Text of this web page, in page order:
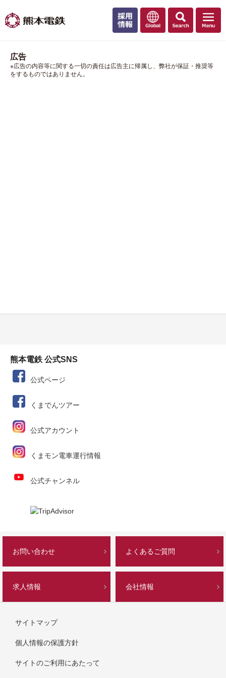
広告
※広告の内容等に関する一切の責任は広告主に帰属し、弊社が保証・推奨等
をするものではありません。
熊本電鉄 公式SNS
公式ページ
くまでんツアー
公式アカウント
くまモン電車運行情報
公式チャンネル
お問い合わせ よくあるご質問
求人情報 会社情報
サイトマップ
個人情報の保護方針
サイトのご利用にあたって